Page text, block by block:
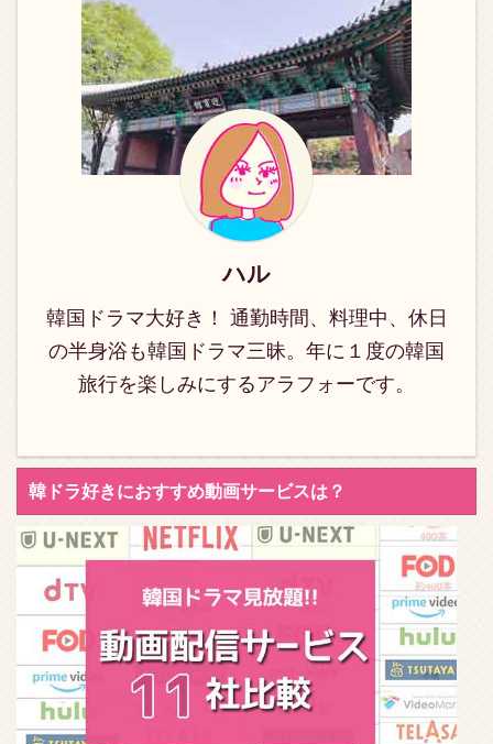
韓国で古くから伝えわる
説話集「オウヤダム」に
登場する実在の ...
韓国で古くから伝えわる
説話集「オウヤダム」に
登場する実在の人 ...
送予定の情報も合わせて
ご紹介しています。詳し
くは下記からどうぞ。
→《青い海の伝説》あら
すじ全話･最終回･無料動
画･レンタル･再放送予定
→韓国ドラマ《青い海の
伝説》キャスト詳細、相
関図はこちら 韓国ドラマ
韓国で古くから伝えわる
説話集「オウヤダム」に
登場する実在の人 ...
説》は韓国で古くから伝
えわる説話集「オウヤダ
ム」に登場する実在の人
物、県令のキム･タムリ
ョンが捕まえた人魚を海
に返してあげたという話
をモチーフにしたファン
タジーロマンスです。 約
３年ぶりのドラマ復帰と
なるイ･ミンホと星から
ンイ役で出演したチョ
ン･ジヒョン。２人の初
共演で超美男子･美 ...
ハル
韓国ドラマ大好き！ 通勤時間、料理中、休日
の半身浴も韓国ドラマ三昧。年に１度の韓国
旅行を楽しみにするアラフォーです。
韓ドラ好きにおすすめ動画サービスは？